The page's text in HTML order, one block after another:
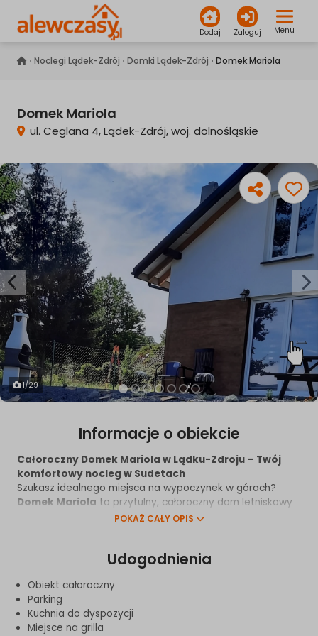
Dodaj Zaloguj Menu
alewczasy.pl
› Noclegi Lądek-Zdrój › Domki Lądek-Zdrój › Domek Mariola
Domek Mariola
ul. Ceglana 4,Lądek-Zdrój, woj. dolnośląskie
Poprzednia
1/29
Informacje o obiekcie
Całoroczny Domek Mariola w Lądku-Zdroju – Twój
komfortowy nocleg w Sudetach
Szukasz idealnego miejsca na wypoczynek w górach?
Domek Mariola to przytulny, całoroczny dom letniskowy
położony w malowniczej i spokojnej części
wyjątkowego regionu.
Lokalizacja domku gwarantuje pełną wygodę. W zaledwie
10 minut spacerem dotrzesz do urokliwego Rynku
pełnego restauracji i kawiarni. W bliskim sąsiedztwie
znajdują się również markety
bardzo ułatwia codzienne zakupy. Zimą to świetna baza
POKAŻ CAŁY OPIS
Udogodnienia
Obiekt całoroczny
Parking
Kuchnia do dyspozycji
Miejsce na grilla